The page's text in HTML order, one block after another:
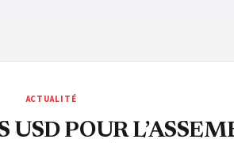
ACTUALITÉ
USD POUR